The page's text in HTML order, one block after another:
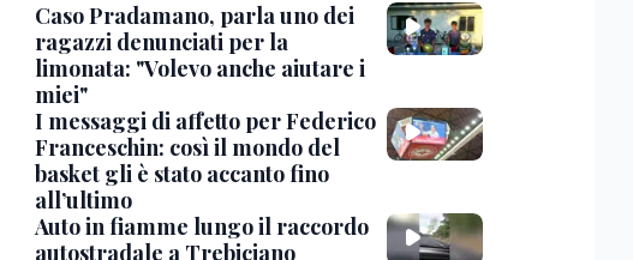
Caso Pradamano, parla uno dei
ragazzi denunciati per la
limonata: "Volevo anche aiutare i
miei"
I messaggi di affetto per Federico
Franceschin: così il mondo del
basket gli è stato accanto fino
all’ultimo
Auto in fiamme lungo il raccordo
autostradale a Trebiciano